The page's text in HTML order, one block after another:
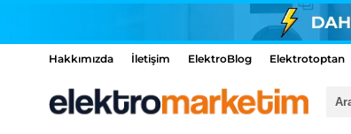
Hakkımızda İletişim ElektroBlog Elektrotoptan